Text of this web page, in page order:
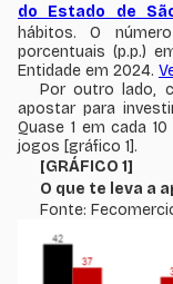
do Estado de
hábitos. O
porcentuais (p.p.)
Entidade em 2024.
Por outro lado,
apostar para
Quase 1 em cada
jogos [gráfico 1].
[GRÁFICO 1]
O que te leva a
Fonte: